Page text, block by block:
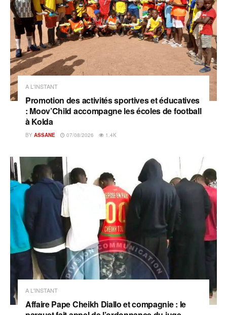
A L'INSTANT
Promotion des activités sportives et éducatives
: Moov’Child accompagne les écoles de football
à Kolda
BY ASSANE 07/08/2026 1.4K
A L'INSTANT
Affaire Pape Cheikh Diallo et compagnie : le